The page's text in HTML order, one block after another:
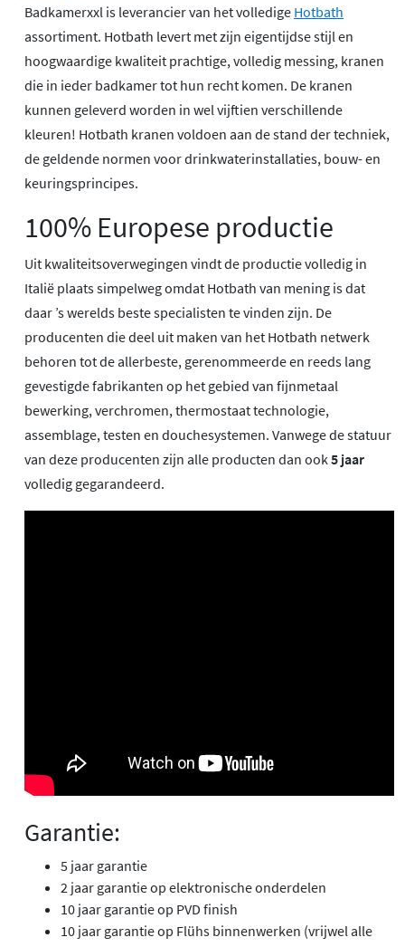
Badkamerxxl is leverancier van het volledige Hotbath
assortiment. Hotbath levert met zijn eigentijdse stijl en
hoogwaardige kwaliteit prachtige, volledig messing, kranen
die in ieder badkamer tot hun recht komen. De kranen
kunnen geleverd worden in wel vijftien verschillende
kleuren! Hotbath kranen voldoen aan de stand der techniek,
de geldende normen voor drinkwaterinstallaties, bouw- en
keuringsprincipes.
100% Europese productie
Uit kwaliteitsoverwegingen vindt de productie volledig in
Italië plaats simpelweg omdat Hotbath van mening is dat
daar ’s werelds beste specialisten te vinden zijn. De
producenten die deel uit maken van het Hotbath netwerk
behoren tot de allerbeste, gerenommeerde en reeds lang
gevestigde fabrikanten op het gebied van fijnmetaal
bewerking, verchromen, thermostaat technologie,
assemblage, testen en douchesystemen. Vanwege de statuur
van deze producenten zijn alle producten dan ook5 jaar
volledig gegarandeerd.
Garantie:
5 jaar garantie
2 jaar garantie op elektronische onderdelen
10 jaar garantie op PVD finish
10 jaar garantie op Flühs binnenwerken (vrijwel alle